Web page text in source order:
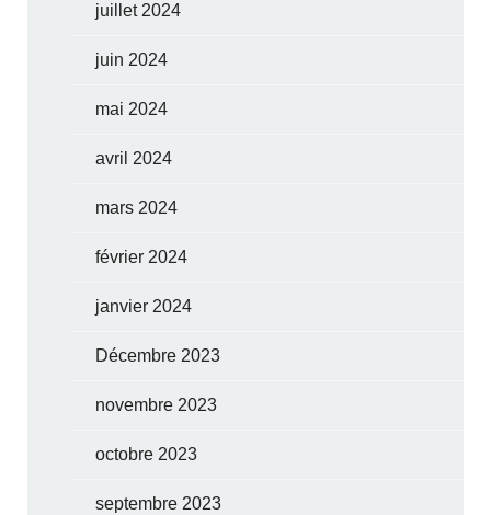
juillet 2024
juin 2024
mai 2024
avril 2024
mars 2024
février 2024
janvier 2024
Décembre 2023
novembre 2023
octobre 2023
septembre 2023